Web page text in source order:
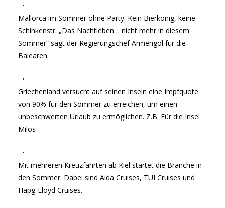
•
Mallorca im Sommer ohne Party. Kein Bierkönig, keine
Schinkenstr. „Das Nachtleben… nicht mehr in diesem
Sommer“ sagt der Regierungschef Armengol für die
Balearen.
•
Griechenland versucht auf seinen Inseln eine Impfquote
von 90% für den Sommer zu erreichen, um einen
unbeschwerten Urlaub zu ermöglichen. Z.B. Für die Insel
Milos
•
Mit mehreren Kreuzfahrten ab Kiel startet die Branche in
den Sommer. Dabei sind Aida Cruises, TUI Cruises und
Hapg-Lloyd Cruises.